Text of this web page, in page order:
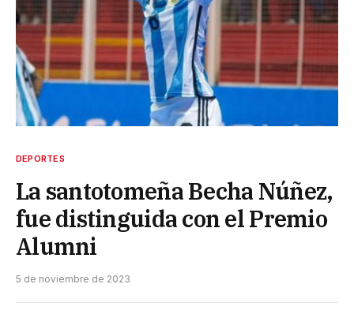
DEPORTES
La santotomeña Becha Núñez,
fue distinguida con el Premio
Alumni
5 de noviembre de 2023